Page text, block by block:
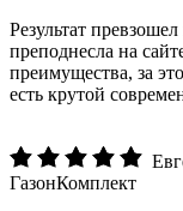
Результат
преподнесла на
преимущества, за
есть крутой
ГазонКомплект